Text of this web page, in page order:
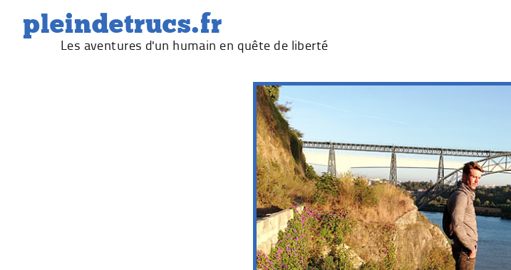
pleindetrucs.fr
Les aventures d'un humain en quête de liberté